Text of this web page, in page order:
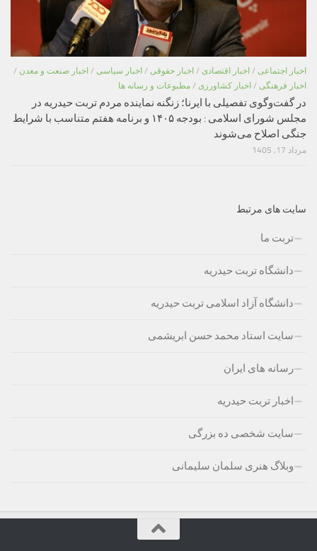
اخبار اجتماعی / اخبار اقتصادی / اخبار حقوقی / اخبار سیاسی / اخبار صنعت و معدن /
اخبار فرهنگی / اخبار کشاورزی / مطبوعات و رسانه ها
در گفت‌وگوی تفصیلی با ایرنا؛ زنگنه نماینده مردم تربت حیدریه در
مجلس شورای اسلامی : بودجه ۱۴۰۵ و برنامه هفتم متناسب با شرایط
جنگی اصلاح می‌شوند
مرداد 17, 1405
سایت های مرتبط
تربت ما
دانشگاه تربت حیدریه
دانشگاه آزاد اسلامی تربت حیدریه
سایت استاد محمد حسن ابریشمی
رسانه های ایران
اخبار تربت حیدریه
سایت شخصی ده بزرگی
وبلاگ هنری سلمان سلیمانی